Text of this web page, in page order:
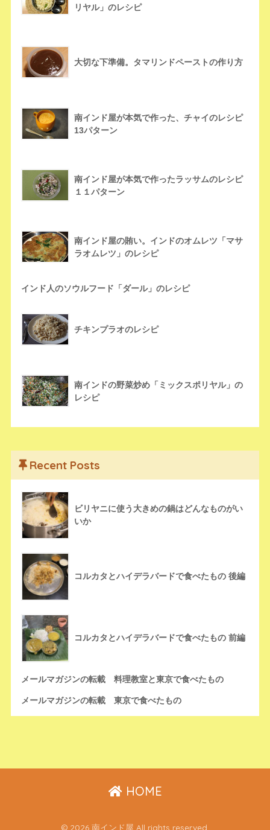
リヤル」のレシピ
大切な下準備。タマリンドペーストの作り方
南インド屋が本気で作った、チャイのレシピ
13パターン
南インド屋が本気で作ったラッサムのレシピ
１１パターン
南インド屋の賄い。インドのオムレツ「マサ
ラオムレツ」のレシピ
インド人のソウルフード「ダール」のレシピ
チキンプラオのレシピ
南インドの野菜炒め「ミックスポリヤル」の
レシピ
Recent Posts
ビリヤニに使う大きめの鍋はどんなものがい
いか
コルカタとハイデラバードで食べたもの 後編
コルカタとハイデラバードで食べたもの 前編
メールマガジンの転載 料理教室と東京で食べたもの
メールマガジンの転載 東京で食べたもの
HOME
© 2026 南インド屋 All rights reserved.